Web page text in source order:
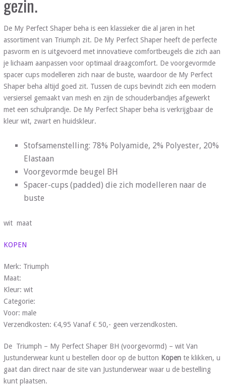
gezin.
De My Perfect Shaper beha is een klassieker die al jaren in het
assortiment van Triumph zit. De My Perfect Shaper heeft de perfecte
pasvorm en is uitgevoerd met innovatieve comfortbeugels die zich aan
je lichaam aanpassen voor optimaal draagcomfort. De voorgevormde
spacer cups modelleren zich naar de buste, waardoor de My Perfect
Shaper beha altijd goed zit. Tussen de cups bevindt zich een modern
versiersel gemaakt van mesh en zijn de schouderbandjes afgewerkt
met een schulprandje. De My Perfect Shaper beha is verkrijgbaar de
kleur wit, zwart en huidskleur.
Stofsamenstelling: 78% Polyamide, 2% Polyester, 20%
Elastaan
Voorgevormde beugel BH
Spacer-cups (padded) die zich modelleren naar de
buste
wit maat
KOPEN
Merk: Triumph
Maat:
Kleur: wit
Categorie:
Voor: male
Verzendkosten: €4,95 Vanaf € 50,- geen verzendkosten.
De Triumph – My Perfect Shaper BH (voorgevormd) – wit Van
Justunderwear kunt u bestellen door op de button Kopente klikken, u
gaat dan direct naar de site van Justunderwear waar u de bestelling
kunt plaatsen.